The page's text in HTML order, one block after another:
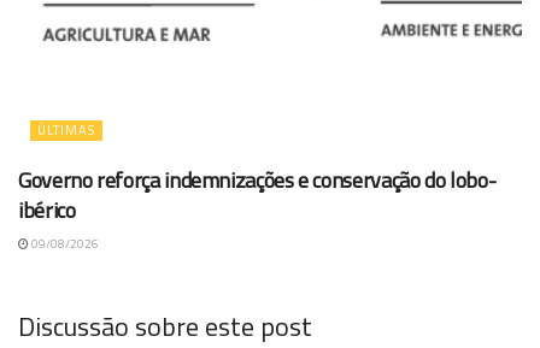
ÚLTIMAS
Governo reforça indemnizações e conservação do lobo-
ibérico
09/08/2026
Discussão sobre este post